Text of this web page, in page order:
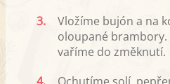
3.
Vložíme bujón a na
oloupané brambory.
vaříme do změknutí.